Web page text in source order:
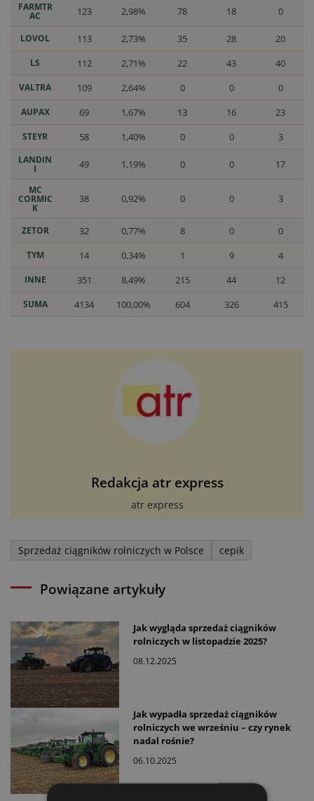
FARMTR
AC 123 2,98% 78 18 0
LOVOL 113 2,73% 35 28 20
LS 112 2,71% 22 43 40
VALTRA 109 2,64% 0 0 0
AUPAX 69 1,67% 13 16 23
STEYR 58 1,40% 0 0 3
LANDIN
I 49 1,19% 0 0 17
MC
CORMIC
K
38 0,92% 0 0 3
ZETOR 32 0,77% 8 0 0
TYM 14 0,34% 1 9 4
INNE 351 8,49% 215 44 12
SUMA 4134 100,00% 604 326 415
Redakcja atr express
atr express
Sprzedaż ciągników rolniczych w Polsce cepik
Powiązane artykuły
Jak wygląda sprzedaż ciągników
rolniczych w listopadzie 2025?
08.12.2025
Jak wypadła sprzedaż ciągników
rolniczych we wrześniu – czy rynek
nadal rośnie?
06.10.2025